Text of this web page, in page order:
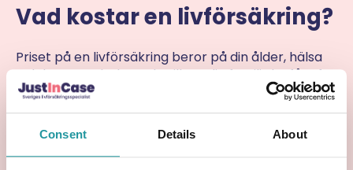
Consent Details About
Vad kostar en livförsäkring?
Priset på en livförsäkring beror på din ålder, hälsa
och hur stort belopp du vill att din familj ska få. Ofta
kostar det bara någon eller några hundralappar i
månaden – en liten summa för en stor trygghet!
Sammanfattning